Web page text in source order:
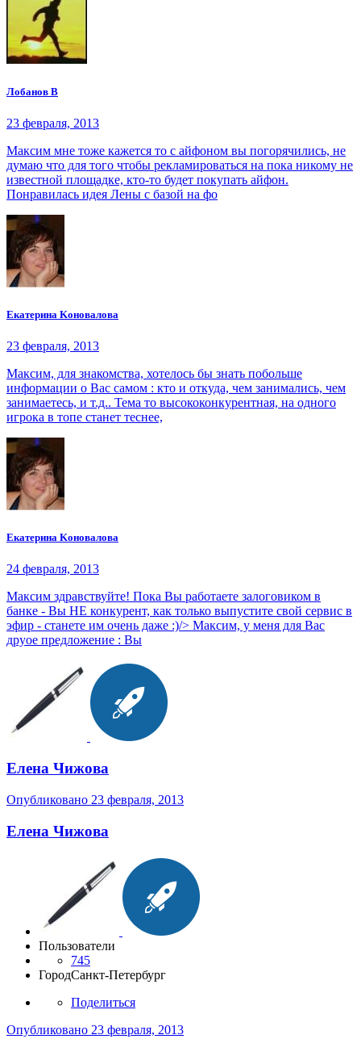
Лобанов В
23 февраля, 2013
Максим мне тоже кажется то с айфоном вы погорячились, не
думаю что для того чтобы рекламироваться на пока никому не
известной площадке, кто-то будет покупать айфон.
Понравилась идея Лены с базой на фо
Eкaтepинa Koнoвaлoвa
23 февраля, 2013
Максим, для знакомства, хотелось бы знать побольше
информации о Вас самом : кто и откуда, чем занимались, чем
занимаетесь, и т.д.. Тема то высококонкурентная, на одного
игрока в топе станет теснее,
Eкaтepинa Koнoвaлoвa
24 февраля, 2013
Максим здравствуйте! Пока Вы работаете залоговиком в
банке - Вы НЕ конкурент, как только выпустите свой сервис в
эфир - станете им очень даже :)/> Максим, у меня для Вас
друое предложение : Вы
Елена Чижова
Опубликовано 23 февраля, 2013
Елена Чижова
Пользователи
745
ГородСанкт-Петербург
Поделиться
Опубликовано 23 февраля, 2013